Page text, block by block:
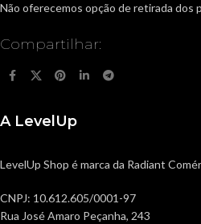
Não oferecemos opção de retirada dos
Compartilhar:
A LevelUp
LevelUp Shop é marca da Radiant
CNPJ: 10.612.605/0001-97
Rua José Amaro Peçanha, 243